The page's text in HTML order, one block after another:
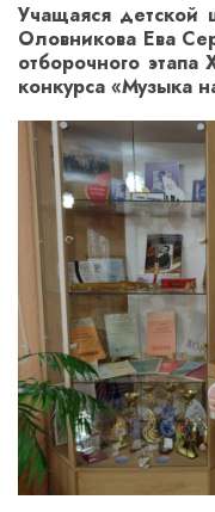
Учащаяся
Оловникова Ева
отборочного
конкурса «Музыка